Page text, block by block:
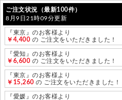
ご注文状況（最新100件）
8月9日21時09分更新
『東京』のお客様より
￥4,400 の ご注文をいただきました！
『愛知』のお客様より
￥6,600 の ご注文をいただきました！
『東京』のお客様より
￥15,260 の ご注文をいただきました！
『愛媛』のお客様より